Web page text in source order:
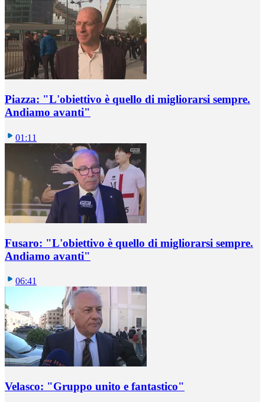
Piazza: "L'obiettivo è quello di migliorarsi sempre.
Andiamo avanti"
01:11
Fusaro: "L'obiettivo è quello di migliorarsi sempre.
Andiamo avanti"
06:41
Velasco: "Gruppo unito e fantastico"